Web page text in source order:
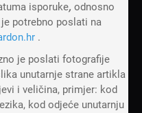
isporuke, odnosno
potrebno poslati na
.
je poslati fotografije
unutarnje strane artikla
i veličina, primjer: kod
kod odjeće unutarnju